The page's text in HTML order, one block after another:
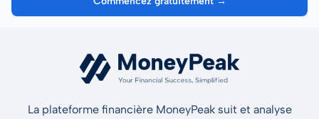
La plateforme financière MoneyPeak suit et analyse